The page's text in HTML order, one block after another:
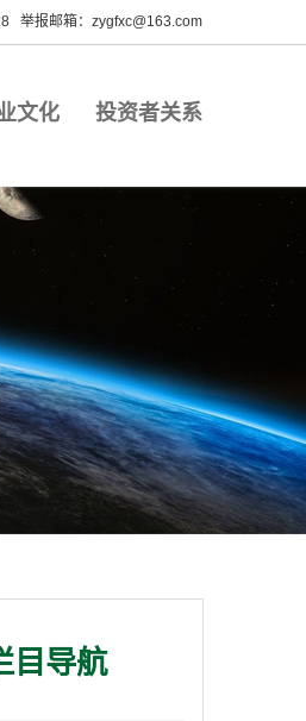
举报邮箱：zygfxc@163.com
文化 投资者关系
目导航